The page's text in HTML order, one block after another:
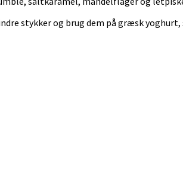
stykker og brug dem på græsk